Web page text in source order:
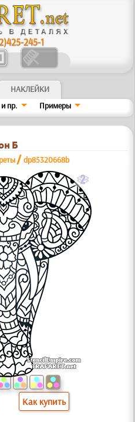
245-1
НАКЛЕЙКИ
пр. Примеры
Б
/dp85320668b
b
Как купить